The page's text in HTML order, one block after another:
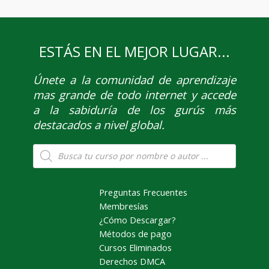
ESTÁS EN EL MEJOR LUGAR...
Únetea la comunidad de aprendizaje
mas grande de todo internet y accede
a la sabiduría de los gurús más
destacados a nivel global.
Búsqueda
de
productos
Preguntas Frecuentes
Membresías
¿Cómo Descargar?
Métodos de pago
Cursos Eliminados
Derechos DMCA